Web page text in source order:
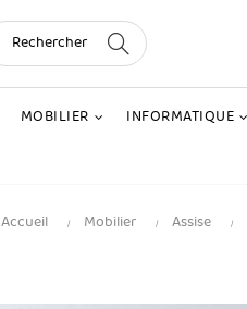
MOBILIER INFORMATIQUE
Accueil Mobilier Assise